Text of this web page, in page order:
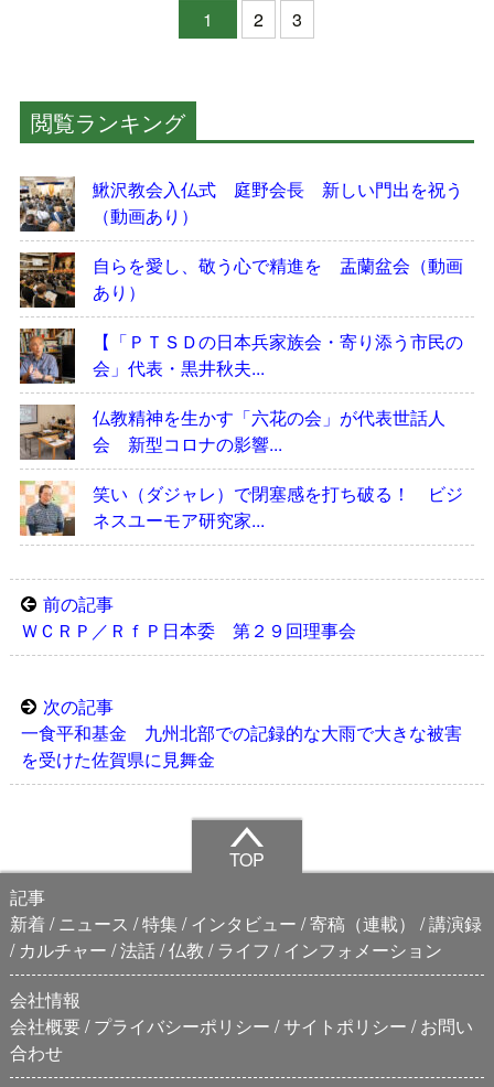
1
2 3
閲覧ランキング
鰍沢教会入仏式 庭野会長 新しい門出を祝う
（動画あり）
自らを愛し、敬う心で精進を 盂蘭盆会（動画
あり）
【「ＰＴＳＤの日本兵家族会・寄り添う市民の
会」代表・黒井秋夫...
仏教精神を生かす「六花の会」が代表世話人
会 新型コロナの影響...
笑い（ダジャレ）で閉塞感を打ち破る！ ビジ
ネスユーモア研究家...
前の記事
ＷＣＲＰ／ＲｆＰ日本委 第２９回理事会
次の記事
一食平和基金 九州北部での記録的な大雨で大きな被害
を受けた佐賀県に見舞金
TOP
記事
新着
ニュース 特集 インタビュー 寄稿（連載）
講演録
カルチャー 法話 仏教 ライフ
インフォメーション
会社情報
会社概要 プライバシーポリシー サイトポリシー
お問い
合わせ